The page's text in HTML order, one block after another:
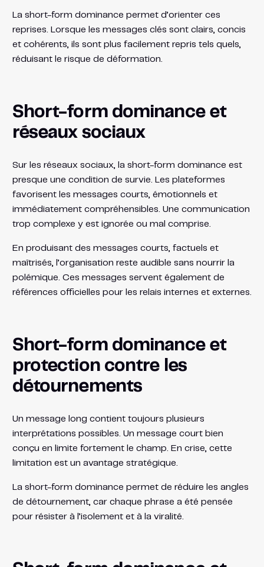
La short-form dominance permet d’orienter ces
reprises. Lorsque les messages clés sont clairs, concis
et cohérents, ils sont plus facilement repris tels quels,
réduisant le risque de déformation.
Short-form dominance et
réseaux sociaux
Sur les réseaux sociaux, la short-form dominance est
presque une condition de survie. Les plateformes
favorisent les messages courts, émotionnels et
immédiatement compréhensibles. Une communication
trop complexe y est ignorée ou mal comprise.
En produisant des messages courts, factuels et
maîtrisés, l’organisation reste audible sans nourrir la
polémique. Ces messages servent également de
références officielles pour les relais internes et externes.
Short-form dominance et
protection contre les
détournements
Un message long contient toujours plusieurs
interprétations possibles. Un message court bien
conçu en limite fortement le champ. En crise, cette
limitation est un avantage stratégique.
La short-form dominance permet de réduire les angles
de détournement, car chaque phrase a été pensée
pour résister à l’isolement et à la viralité.